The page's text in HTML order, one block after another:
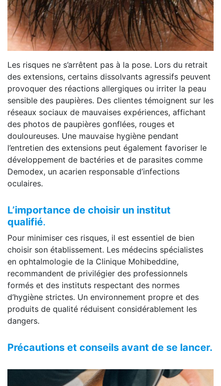
Les risques ne s’arrêtent pas à la pose. Lors du retrait
des extensions, certains dissolvants agressifs peuvent
provoquer des réactions allergiques ou irriter la peau
sensible des paupières. Des clientes témoignent sur les
réseaux sociaux de mauvaises expériences, affichant
des photos de paupières gonflées, rouges et
douloureuses. Une mauvaise hygiène pendant
l’entretien des extensions peut également favoriser le
développement de bactéries et de parasites comme
Demodex, un acarien responsable d’infections
oculaires.
L’importance de choisir un institut
qualifié.
Pour minimiser ces risques, il est essentiel de bien
choisir son établissement. Les médecins spécialistes
en ophtalmologie de la Clinique Mohibeddine,
recommandent de privilégier des professionnels
formés et des instituts respectant des normes
d’hygiène strictes. Un environnement propre et des
produits de qualité réduisent considérablement les
dangers.
Précautions et conseils avant de se lancer.